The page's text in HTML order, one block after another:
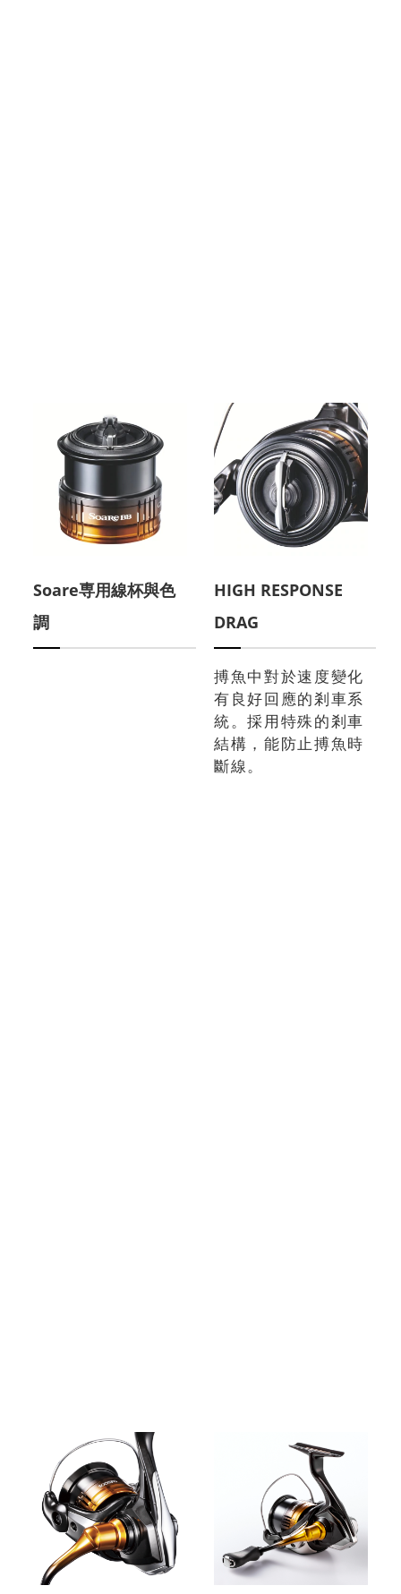
Soare専用線杯與色
調
HIGH RESPONSE
DRAG
搏魚中對於速度變化
有良好回應的剎車系
統。採用特殊的剎車
結構，能防止搏魚時
斷線。